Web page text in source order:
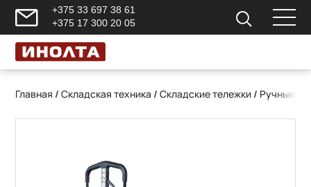
+375 33 697 38 61
+375 17 300 20 05
Главная /Складская техника /Складские тележки / Ручные